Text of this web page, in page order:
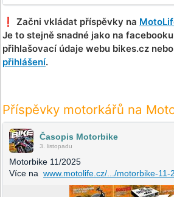
❗️ Začni vkládat příspěvky na
Je to stejně snadné jako na
přihlašovací údaje webu bikes.cz
přihlášení.
Příspěvky motorkářů na
Časopis Motorbike
3. listopadu
Motorbike 11/2025
Více na www.motolife.cz/.../motorbike-